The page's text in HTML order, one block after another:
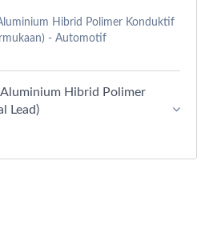
Hibrid Polimer Konduktif
- Automotif
Hibrid Polimer
Lead)